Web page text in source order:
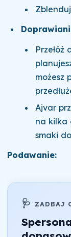
Przełóż
możesz
Ajvar
na kilka
smaki
Podawanie:
🩺 ZADBAJ